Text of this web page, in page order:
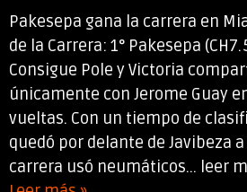
Pakesepa gana la carrera en
de la Carrera: 1° Pakesepa
Consigue Pole y Victoria
únicamente con Jerome Guay
vueltas. Con un tiempo de
quedó por delante de Javibeza a
carrera usó neumáticos... leer